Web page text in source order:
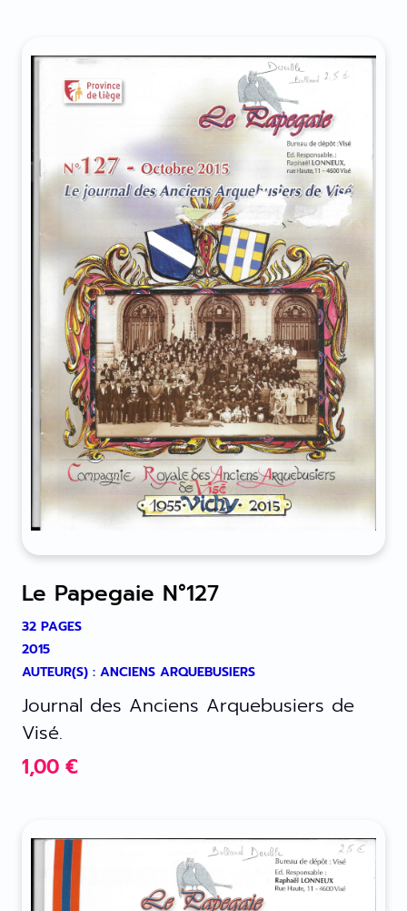
Le Papegaie N°127
32 PAGES
2015
AUTEUR(S) : ANCIENS ARQUEBUSIERS
Journal des Anciens Arquebusiers de
Visé.
1,00 €